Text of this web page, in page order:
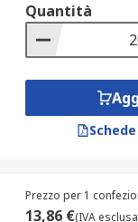
Quantità
Prezzo per 1
13,86 €(IVA